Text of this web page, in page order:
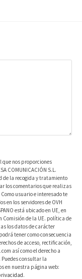
que nos proporciones
COMUNICACIÓN S.L.
de la recogida y tratamiento
los comentarios que realizas
usuario e interesado te
en los servidores de OVH
está ubicado en UE, en
Comisión de la UE. política de
los datos de carácter
tener como consecuencia
de acceso, rectificación,
así como el derecho a
consultar la
en nuestra página web:
.